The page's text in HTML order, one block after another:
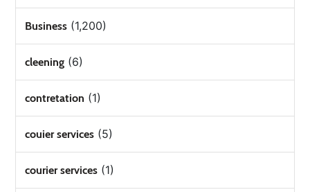
Business (1,200)
cleening (6)
contretation (1)
couier services (5)
courier services (1)